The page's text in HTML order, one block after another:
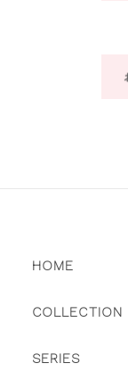
HOME
COLLECTION
SERIES